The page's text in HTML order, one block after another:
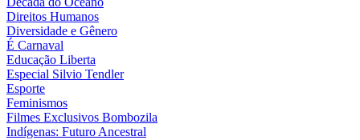
Direitos Humanos
Diversidade e Gênero
É Carnaval
Educação Liberta
Especial Silvio Tendler
Esporte
Feminismos
Filmes Exclusivos Bombozila
Indígenas: Futuro Ancestral